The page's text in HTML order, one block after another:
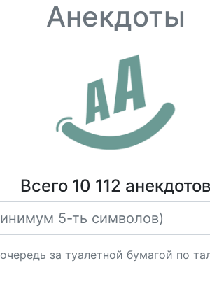
Анекдоты
Всего 10 112 анекдотов
за туалетной бумагой по